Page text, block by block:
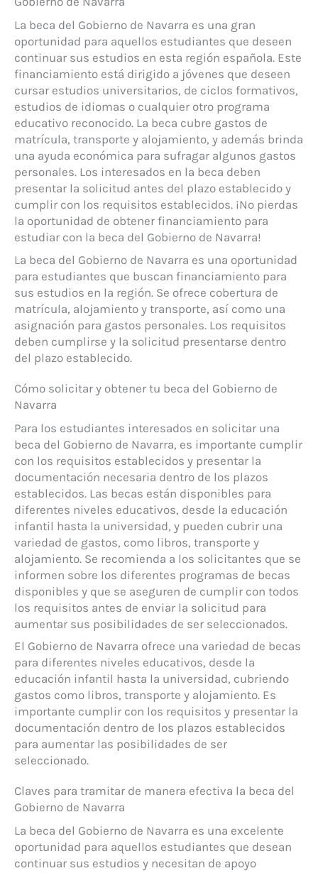
La beca del Gobierno de Navarra es una gran
oportunidad para aquellos estudiantes que deseen
continuar sus estudios en esta región española. Este
financiamiento está dirigido a jóvenes que deseen
cursar estudios universitarios, de ciclos formativos,
estudios de idiomas o cualquier otro programa
educativo reconocido. La beca cubre gastos de
matrícula, transporte y alojamiento, y además brinda
una ayuda económica para sufragar algunos gastos
personales. Los interesados en la beca deben
presentar la solicitud antes del plazo establecido y
cumplir con los requisitos establecidos. ¡No pierdas
la oportunidad de obtener financiamiento para
estudiar con la beca del Gobierno de Navarra!
La beca del Gobierno de Navarra es una oportunidad
para estudiantes que buscan financiamiento para
sus estudios en la región. Se ofrece cobertura de
matrícula, alojamiento y transporte, así como una
asignación para gastos personales. Los requisitos
deben cumplirse y la solicitud presentarse dentro
del plazo establecido.
Cómo solicitar y obtener tu beca del Gobierno de
Navarra
Para los estudiantes interesados en solicitar una
beca del Gobierno de Navarra, es importante cumplir
con los requisitos establecidos y presentar la
documentación necesaria dentro de los plazos
establecidos. Las becas están disponibles para
diferentes niveles educativos, desde la educación
infantil hasta la universidad, y pueden cubrir una
variedad de gastos, como libros, transporte y
alojamiento. Se recomienda a los solicitantes que se
informen sobre los diferentes programas de becas
disponibles y que se aseguren de cumplir con todos
los requisitos antes de enviar la solicitud para
aumentar sus posibilidades de ser seleccionados.
El Gobierno de Navarra ofrece una variedad de becas
para diferentes niveles educativos, desde la
educación infantil hasta la universidad, cubriendo
gastos como libros, transporte y alojamiento. Es
importante cumplir con los requisitos y presentar la
documentación dentro de los plazos establecidos
para aumentar las posibilidades de ser
seleccionado.
Claves para tramitar de manera efectiva la beca del
Gobierno de Navarra
La beca del Gobierno de Navarra es una excelente
oportunidad para aquellos estudiantes que desean
continuar sus estudios y necesitan de apoyo